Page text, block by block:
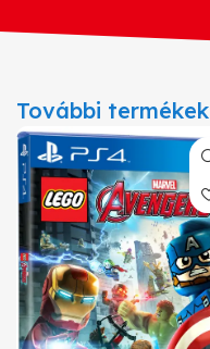
További termékek